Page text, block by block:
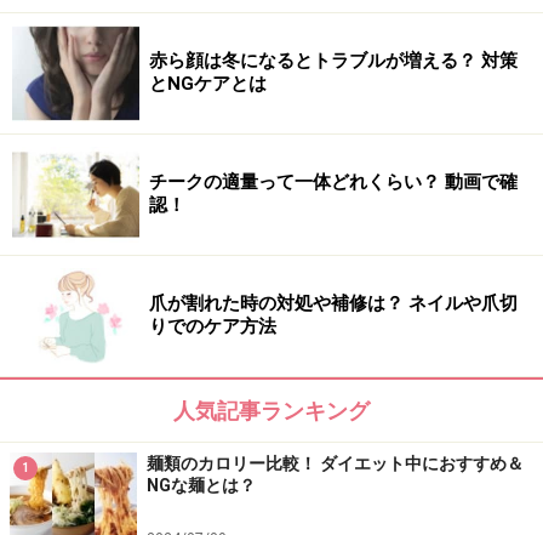
赤ら顔は冬になるとトラブルが増える？ 対策
とNGケアとは
チークの適量って一体どれくらい？ 動画で確
認！
爪が割れた時の対処や補修は？ ネイルや爪切
りでのケア方法
人気記事ランキング
1
麺類のカロリー比較！ ダイエット中におすすめ＆
NGな麺とは？